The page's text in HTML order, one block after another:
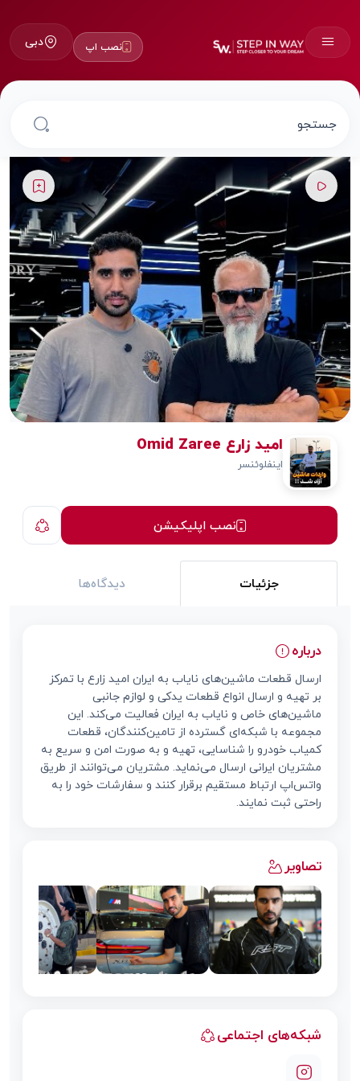
نصب اپ دبی
امید زارع Omid Zaree
اینفلوئنسر
نصب اپلیکیشن
جزئیات دیدگاه‌ها
درباره
ارسال قطعات ماشین‌های نایاب به ایران امید زارع با تمرکز
بر تهیه و ارسال انواع قطعات یدکی و لوازم جانبی
ماشین‌های خاص و نایاب به ایران فعالیت می‌کند. این
مجموعه با شبکه‌ای گسترده از تامین‌کنندگان، قطعات
کمیاب خودرو را شناسایی، تهیه و به صورت امن و سریع به
مشتریان ایرانی ارسال می‌نماید. مشتریان می‌توانند از طریق
واتس‌اپ ارتباط مستقیم برقرار کنند و سفارشات خود را به
راحتی ثبت نمایند.
تصاویر
شبکه‌های اجتماعی